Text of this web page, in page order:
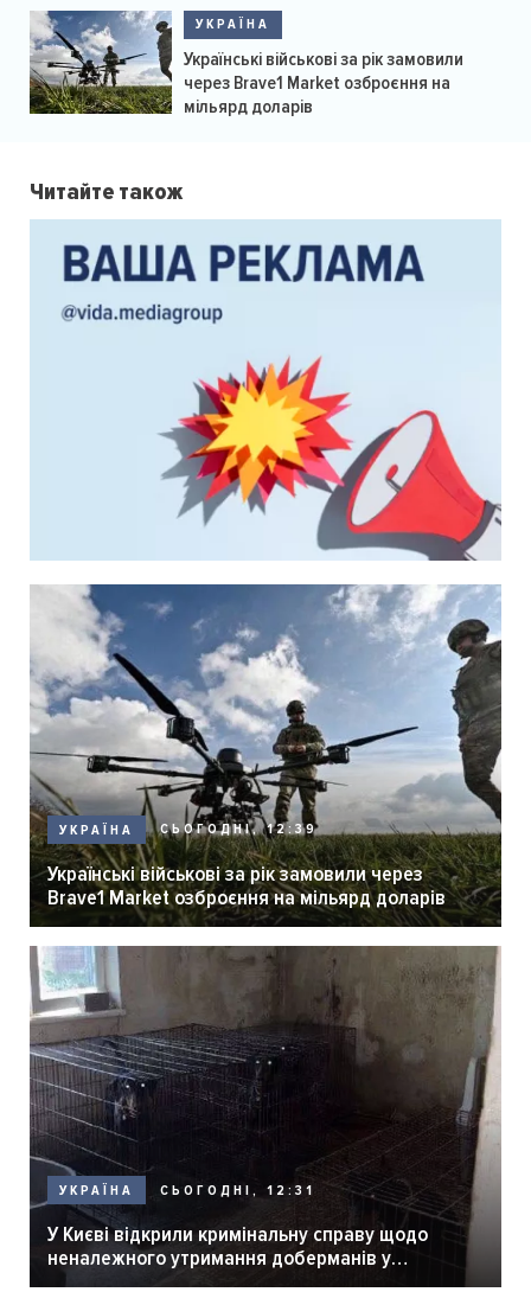
УКРАЇНА
Українські військові за рік замовили
через Brave1 Market озброєння на
мільярд доларів
Читайте також
УКРАЇНА СЬОГОДНІ, 12:39
Українські військові за рік замовили через
Brave1 Market озброєння на мільярд доларів
УКРАЇНА СЬОГОДНІ, 12:31
У Києві відкрили кримінальну справу щодо
неналежного утримання доберманів у
розпліднику